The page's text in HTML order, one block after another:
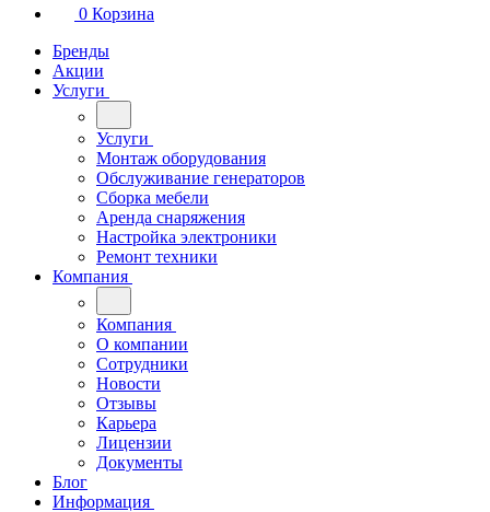
0 Корзина
Бренды
Акции
Услуги
Услуги
Монтаж оборудования
Обслуживание генераторов
Сборка мебели
Аренда снаряжения
Настройка электроники
Ремонт техники
Компания
Компания
О компании
Сотрудники
Новости
Отзывы
Карьера
Лицензии
Документы
Блог
Информация